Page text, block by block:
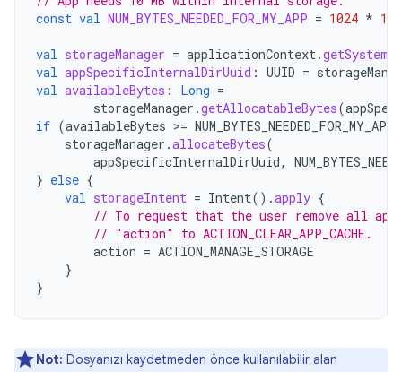
const val NUM_BYTES_NEEDED_FOR_MY_APP = 1024 *
val storageManager = applicationContext.
val appSpecificInternalDirUuid : UUID =
val availableBytes : Long =
storageManager .getAllocatableBytes(
if (availableBytes >= NUM_BYTES_NEEDED_FOR_MY_APP
storageManager .allocateBytes(
appSpecificInternalDirUuid,
} else {
val storageIntent = Intent().apply {
// To request that the user remove all
// "action" to ACTION_CLEAR_APP_CACHE.
action = ACTION_MANAGE_STORAGE
}
}
Not: Dosyanızı kaydetmeden önce kullanılabilir alan